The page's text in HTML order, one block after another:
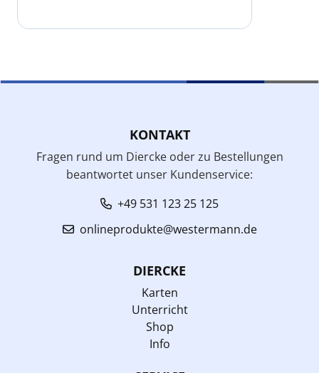
KONTAKT
Fragen rund um Diercke oder zu Bestellungen
beantwortet unser Kundenservice:
+49 531 123 25 125
onlineprodukte@westermann.de
DIERCKE
Karten
Unterricht
Shop
Info